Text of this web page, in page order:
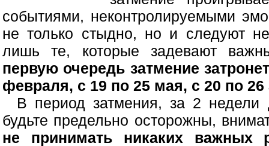
событиями, неконтролируемыми
не только стыдно, но и следуют
лишь те, которые задевают
первую очередь затмение
февраля, с 19 по 25 мая, с 20 по 26
В период затмения, за 2
будьте предельно осторожны,
не принимать никаких важных